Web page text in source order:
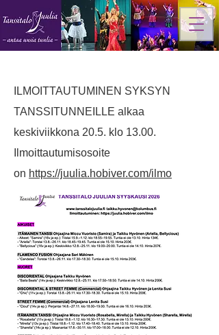
ILMOITTAUTUMINEN SYKSYN
TANSSITUNNEILLE alkaa
keskiviikkona 20.5. klo 13.00.
Ilmoittautumisosoite
on https://juulia.hobiver.com/ilmo